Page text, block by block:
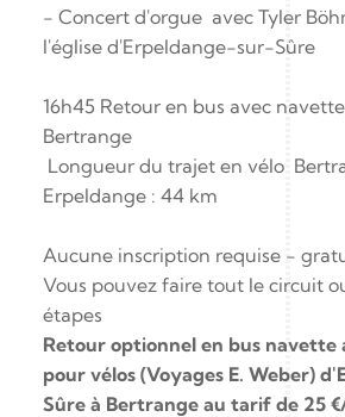
- Concert d'orgue  avec Tyler
l'église d'Erpeldange-sur-Sûre
16h45 Retour en bus avec
Bertrange
Erpeldange : 44 km
Aucune inscription requise -
Vous pouvez faire tout le circuit
étapes
Retour optionnel en bus navette
pour vélos (Voyages E. Weber)
Sûre à Bertrange au tarif de 25